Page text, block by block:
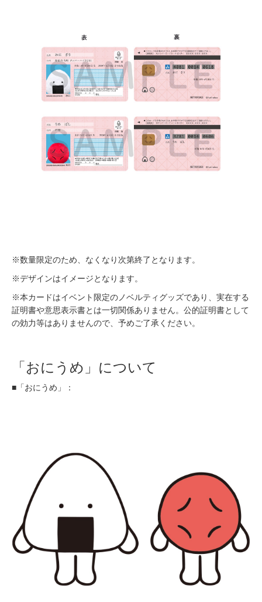
※数量限定のため、なくなり次第終了となります。
※デザインはイメージとなります。
※本カードはイベント限定のノベルティグッズであり、実在する
証明書や意思表示書とは一切関係ありません。公的証明書として
の効力等はありませんので、予めご了承ください。
「おにうめ」について
■「おにうめ」：